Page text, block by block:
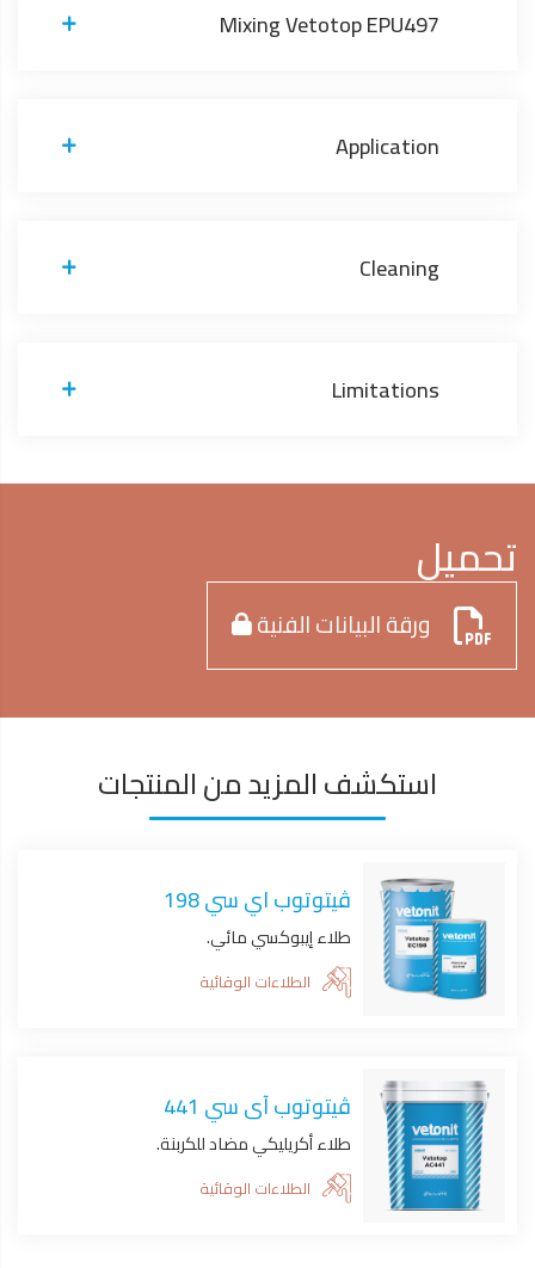
Mixing Vetotop EPU497
Application
Cleaning
Limitations
تحميل
ورقة البيانات الفنية
استكشف المزيد من المنتجات
ڤيتوتوب اي سي 198
طلاء إيبوكسي مائي.
الطلاءات الوقائية
ڤيتوتوب آى سي 441
طلاء أكريليكي مضاد للكربنة.
الطلاءات الوقائية